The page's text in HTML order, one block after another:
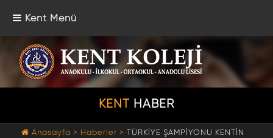
Kent Menü
KENT HABER
Anasayfa > Haberler > TÜRKİYE ŞAMPİYONU KENTİN